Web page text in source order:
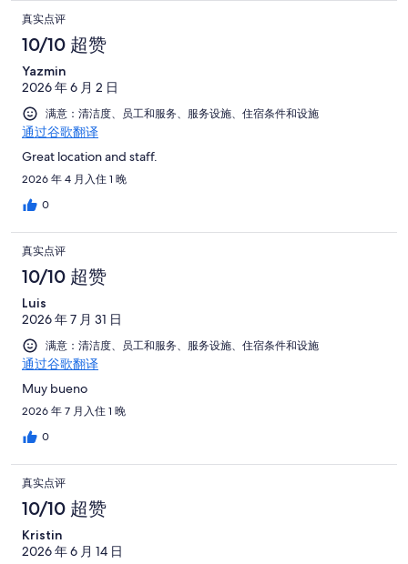
真实点评
10/10 超赞
Yazmin
2026 年 6 月 2 日
满意：清洁度、员工和服务、服务设施、住宿条件和设施
通过谷歌翻译
Great location and staff.
2026 年 4 月入住 1 晚
0
真实点评
10/10 超赞
Luis
2026 年 7 月 31 日
满意：清洁度、员工和服务、服务设施、住宿条件和设施
通过谷歌翻译
Muy bueno
2026 年 7 月入住 1 晚
0
真实点评
10/10 超赞
Kristin
2026 年 6 月 14 日